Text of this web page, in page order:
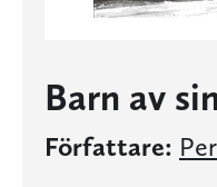
Barn av
Författare: